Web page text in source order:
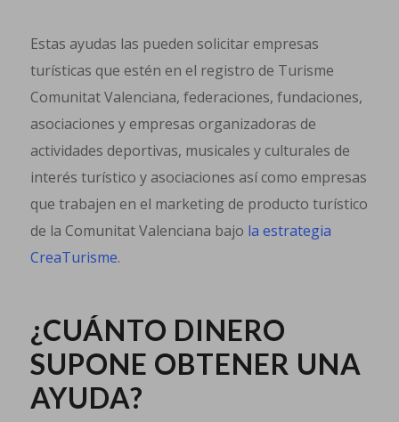
Estas ayudas las pueden solicitar empresas
turísticas que estén en el registro de Turisme
Comunitat Valenciana, federaciones, fundaciones,
asociaciones y empresas organizadoras de
actividades deportivas, musicales y culturales de
interés turístico y asociaciones así como empresas
que trabajen en el marketing de producto turístico
de la Comunitat Valenciana bajo la estrategia
CreaTurisme.
¿CUÁNTO DINERO
SUPONE OBTENER UNA
AYUDA?